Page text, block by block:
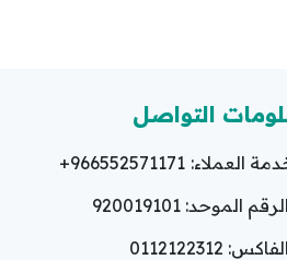
التواصل
العملاء: +966552571171
الرقم الموحد: 920019101
الفاكس: 0112122312